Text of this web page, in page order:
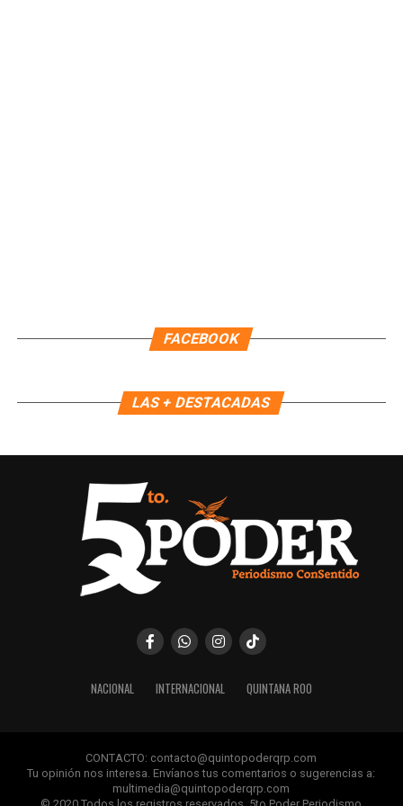
FACEBOOK
LAS + DESTACADAS
NACIONAL INTERNACIONAL QUINTANA ROO
CONTACTO: contacto@quintopoderqrp.com
Tu opinión nos interesa. Envíanos tus comentarios o sugerencias a:
multimedia@quintopoderqrp.com